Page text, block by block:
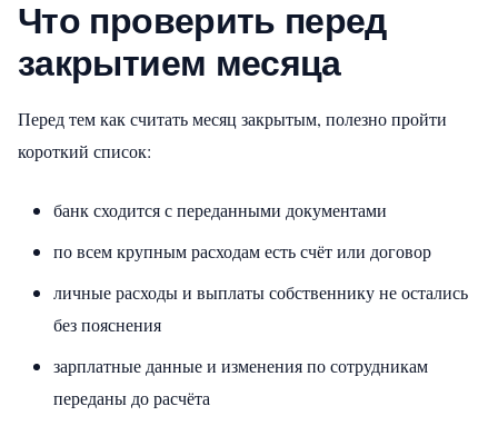
Что проверить перед
закрытием месяца
Перед тем как считать месяц закрытым, полезно пройти
короткий список:
банк сходится с переданными документами
по всем крупным расходам есть счёт или договор
личные расходы и выплаты собственнику не остались
без пояснения
зарплатные данные и изменения по сотрудникам
переданы до расчёта